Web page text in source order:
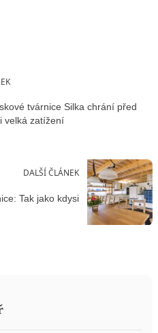
tvárnice Silka chrání před
velká zatížení
DALŠÍ ČLÁNEK
Tak jako kdysi